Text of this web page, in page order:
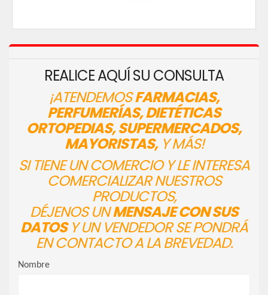
REALICE AQUÍ SU CONSULTA
¡ATENDEMOSFARMACIAS,
PERFUMERÍAS, DIETÉTICAS
ORTOPEDIAS, SUPERMERCADOS,
MAYORISTAS,Y MÁS!
SI TIENE UN COMERCIO Y LE INTERESA
COMERCIALIZAR NUESTROS
PRODUCTOS,
DÉJENOS UNMENSAJE CON SUS
DATOSY UN VENDEDOR SE PONDRÁ
EN CONTACTO A LA BREVEDAD.
Nombre